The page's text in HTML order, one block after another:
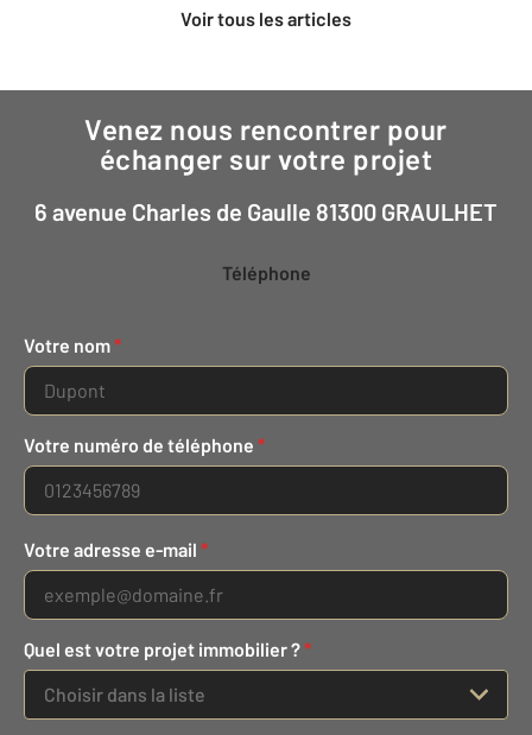
Voir tous les articles
Venez nous rencontrer pour
échanger sur votre projet
6 avenue Charles de Gaulle 81300 GRAULHET
Téléphone
Votre nom*
Votre numéro de téléphone *
Votre adresse e-mail *
Quel est votre projet immobilier ?*
Choisir dans la liste